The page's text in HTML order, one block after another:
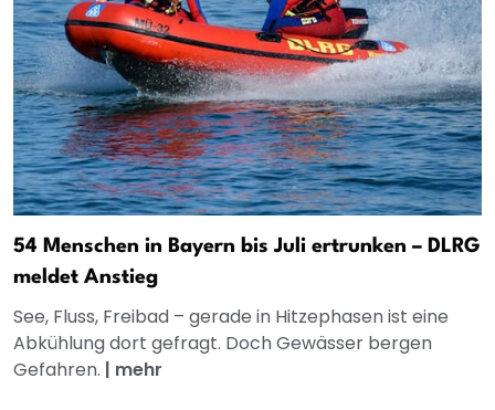
54 Menschen in Bayern bis Juli ertrunken – DLRG
meldet Anstieg
See, Fluss, Freibad – gerade in Hitzephasen ist eine
Abkühlung dort gefragt. Doch Gewässer bergen
Gefahren. | mehr